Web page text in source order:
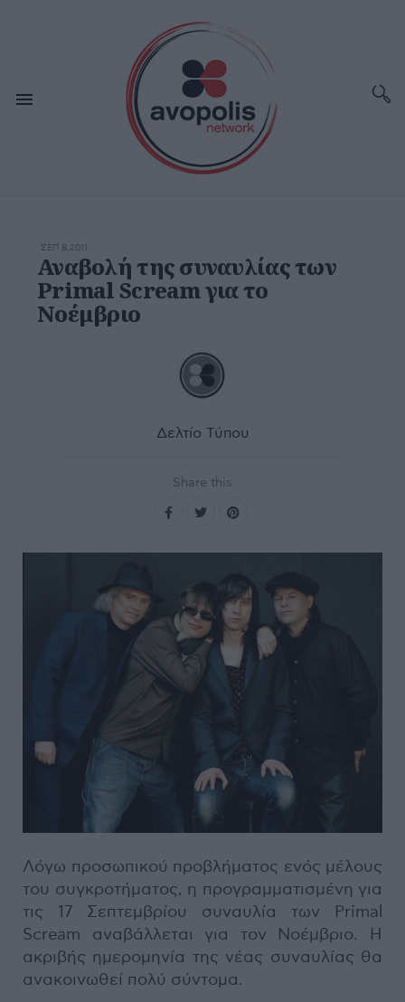
ΣΕΠ 8,2011
Αναβολή της συναυλίας των
Primal Scream για το
Νοέμβριο
Δελτίο Τύπου
Share this
Λόγω προσωπικού προβλήματος ενός μέλους
του συγκροτήματος, η προγραμματισμένη για
τις 17 Σεπτεμβρίου συναυλία των Primal
Scream αναβάλλεται για τον Νοέμβριο. Η
ακριβής ημερομηνία της νέας συναυλίας θα
ανακοινωθεί πολύ σύντομα.